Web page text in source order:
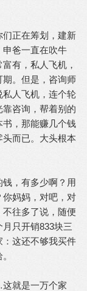
正在筹划，建新
爸一直在吹牛
有，私人飞机，
。但是，咨询师
人飞机，连个轮
咨询，帮着别的
，那能赚几个钱
而已。大头根本
，有多少啊？用
妈妈，对吧，对
往多了说，随便
只开销833块三
这还不够我买件
这就是一万个家